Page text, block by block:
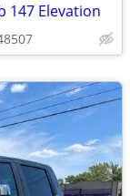
147 Elevation